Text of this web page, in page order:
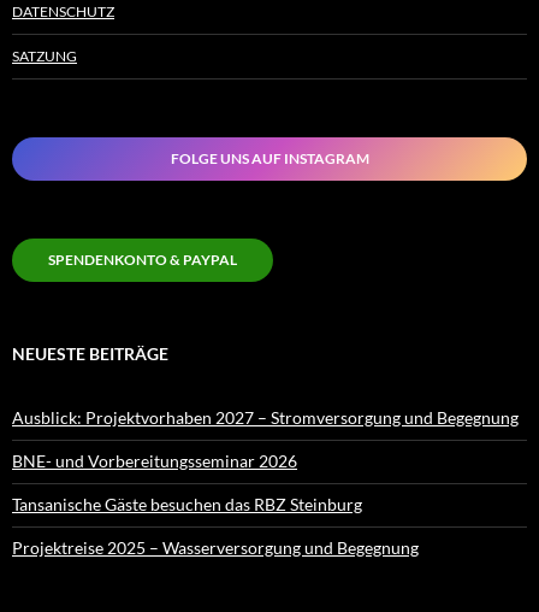
DATENSCHUTZ
SATZUNG
FOLGE UNS AUF INSTAGRAM
SPENDENKONTO & PAYPAL
NEUESTE BEITRÄGE
Ausblick: Projektvorhaben 2027 – Stromversorgung und Begegnung
BNE- und Vorbereitungsseminar 2026
Tansanische Gäste besuchen das RBZ Steinburg
Projektreise 2025 – Wasserversorgung und Begegnung